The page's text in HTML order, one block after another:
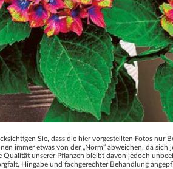
Sie, dass die hier vorgestellten Fotos nur
immer etwas von der „Norm“ abweichen, da sich
unserer Pflanzen bleibt davon jedoch
Hingabe und fachgerechter Behandlung